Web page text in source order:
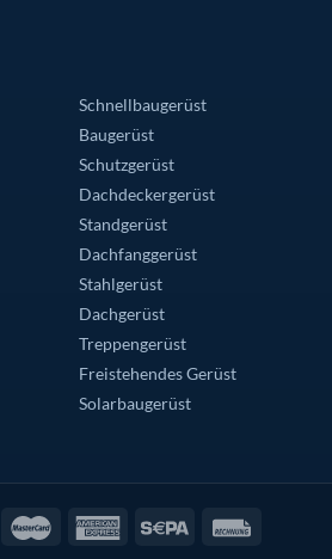
Schnellbaugerüst
Baugerüst
Schutzgerüst
Dachdeckergerüst
Standgerüst
Dachfanggerüst
Stahlgerüst
Dachgerüst
Treppengerüst
Freistehendes Gerüst
Solarbaugerüst